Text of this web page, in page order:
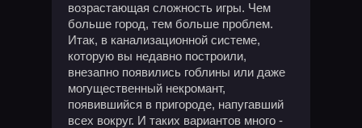
возрастающая сложность игры. Чем
больше город, тем больше проблем.
Итак, в канализационной системе,
которую вы недавно построили,
внезапно появились гоблины или даже
могущественный некромант,
появившийся в пригороде, напугавший
всех вокруг. И таких вариантов много -